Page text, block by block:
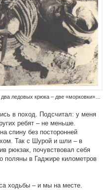
ледовых крюка – две «морковки»…
в поход. Подсчитал: у меня
ребят – не меньше.
спину без посторонней
Так с Шурой и шли – в
рюкзак, почувствовал себя
поляны в Гаджире километров
ходьбы – и мы на месте.